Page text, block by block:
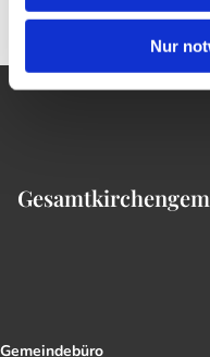
Nur
Gemeindebüro